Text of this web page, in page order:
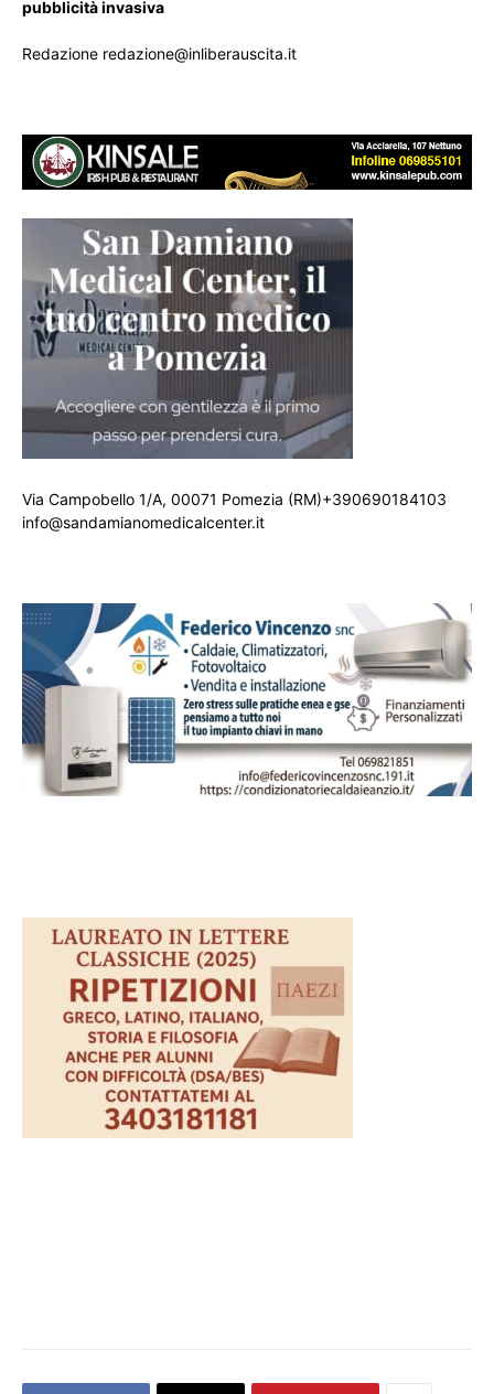
pubblicità invasiva
Redazione redazione@inliberauscita.it
Via Campobello 1/A, 00071 Pomezia (RM)+390690184103
info@sandamianomedicalcenter.it